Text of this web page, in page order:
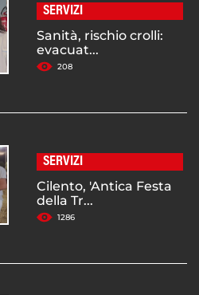
SERVIZI
Sanità, rischio crolli:
evacuat...
208
SERVIZI
Cilento, 'Antica Festa
della Tr...
1286